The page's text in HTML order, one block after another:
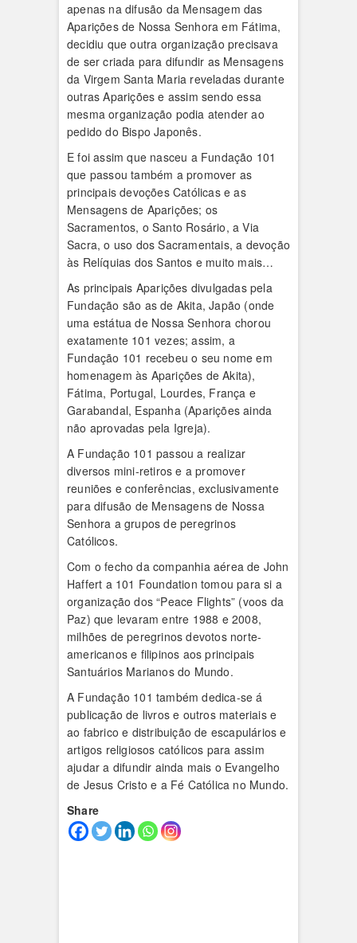
apenas na difusão da Mensagem das
Aparições de Nossa Senhora em Fátima,
decidiu que outra organização precisava
de ser criada para difundir as Mensagens
da Virgem Santa Maria reveladas durante
outras Aparições e assim sendo essa
mesma organização podia atender ao
pedido do Bispo Japonês.
E foi assim que nasceu a Fundação 101
que passou também a promover as
principais devoções Católicas e as
Mensagens de Aparições; os
Sacramentos, o Santo Rosário, a Via
Sacra, o uso dos Sacramentais, a devoção
às Relíquias dos Santos e muito mais…
As principais Aparições divulgadas pela
Fundação são as de Akita, Japão (onde
uma estátua de Nossa Senhora chorou
exatamente 101 vezes; assim, a
Fundação 101 recebeu o seu nome em
homenagem às Aparições de Akita),
Fátima, Portugal, Lourdes, França e
Garabandal, Espanha (Aparições ainda
não aprovadas pela Igreja).
A Fundação 101 passou a realizar
diversos mini-retiros e a promover
reuniões e conferências, exclusivamente
para difusão de Mensagens de Nossa
Senhora a grupos de peregrinos
Católicos.
Com o fecho da companhia aérea de John
Haffert a 101 Foundation tomou para si a
organização dos “Peace Flights” (voos da
Paz) que levaram entre 1988 e 2008,
milhões de peregrinos devotos norte-
americanos e filipinos aos principais
Santuários Marianos do Mundo.
A Fundação 101 também dedica-se á
publicação de livros e outros materiais e
ao fabrico e distribuição de escapulários e
artigos religiosos católicos para assim
ajudar a difundir ainda mais o Evangelho
de Jesus Cristo e a Fé Católica no Mundo.
Share